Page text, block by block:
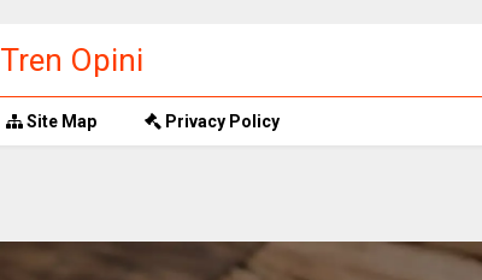
Tren Opini
Site Map Privacy Policy